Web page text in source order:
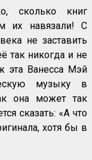
сколько книг
их навязали! С
не заставить
так никогда и не
эта Ванесса Мэй
музыку в
она может так
сказать: «А что
хотя бы в